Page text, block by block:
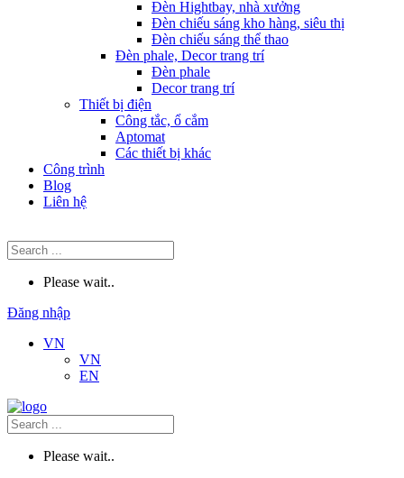
Đèn Hightbay, nhà xưởng
Đèn chiếu sáng kho hàng, siêu thị
Đèn chiếu sáng thể thao
Đèn phale, Decor trang trí
Đèn phale
Decor trang trí
Thiết bị điện
Công tắc, ổ cắm
Aptomat
Các thiết bị khác
Công trình
Blog
Liên hệ
Please wait..
Đăng nhập
VN
VN
EN
Please wait..